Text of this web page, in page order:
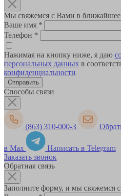
Мы свяжемся с Вами в ближайшее
Ваше имя *
Телефон *
Нажимая на кнопку ниже, я даю
персональных данных в
конфиденциальности
Способы связи
(863) 310-000-3
в Max
Написать в Telegram
Заказать звонок
Обратная связь
Заполните форму, и мы свяжемся